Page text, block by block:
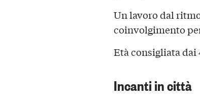
Un lavoro dal
coinvolgimento
Età consigliata dai
Incanti in città